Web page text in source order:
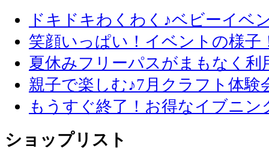
ドキドキわくわく♪ベビーイベ
笑顔いっぱい！イベントの様子
夏休みフリーパスがまもなく利
親子で楽しむ♪7月クラフト体験
もうすぐ終了！お得なイブニン
ショップリスト